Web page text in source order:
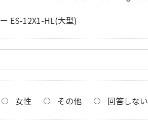
ES-12X1-HL(大型)
女性 その他 回答しない